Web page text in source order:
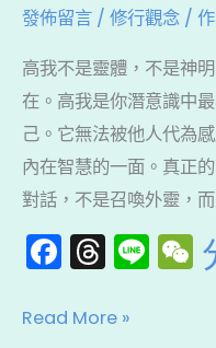
發佈留言 / 修行觀念 /
高我不是靈體，不是神
在。高我是你潛意識中
己。它無法被他人代為
內在智慧的一面。真正
對話，不是召喚外靈，
F
a
c
T
hr
e
Li
n e
你
意
識
的
智
慧
核
Read More »